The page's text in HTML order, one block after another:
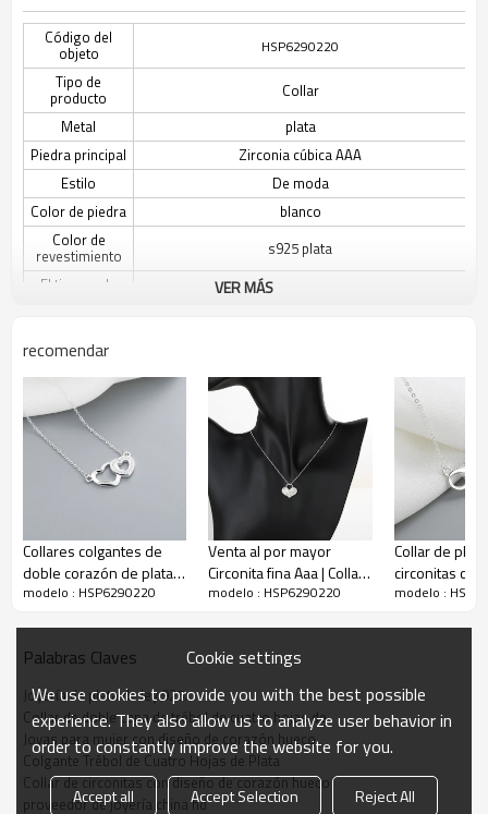
Código del
objeto HSP6290220
Tipo de
producto
Collar
Metal
plata
Piedra principal
Zirconia cúbica AAA
Estilo
De moda
Color de piedra
blanco
Color de
revestimiento
s925 plata
El tiempo de
Descripción del collar con diseño de corazón
VER MÁS
recomendar
Collares colgantes de
doble corazón de plata
de ley S925 con circonita
modelo : HSP6290220
Venta al por mayor
Circonita fina Aaa | Collar
con candado en forma
Colgante Para Mujer
modelo : HSP6290220
Collar de
circonitas
mayor |
modelo :
Palabras Claves
Joyería de plata de ley 925.
Collar de doble capa de trébol de cuatro hojas de
Joyas para mujer con diseño de corazón hueco
Colgante Trébol de Cuatro Hojas de Plata
Collar de circonitas con diseño de corazón hueco
proveedor de joyería china hd
Cookie settings
We use cookies to provide you with the best possible
experience. They also allow us to analyze user behavior in
order to constantly improve the website for you.
Accept all Accept Selection Reject All